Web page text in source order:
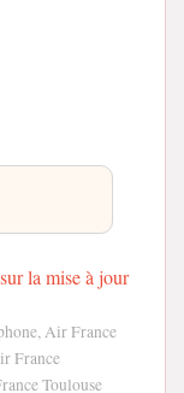
la mise à jour
Air France
France
Toulouse